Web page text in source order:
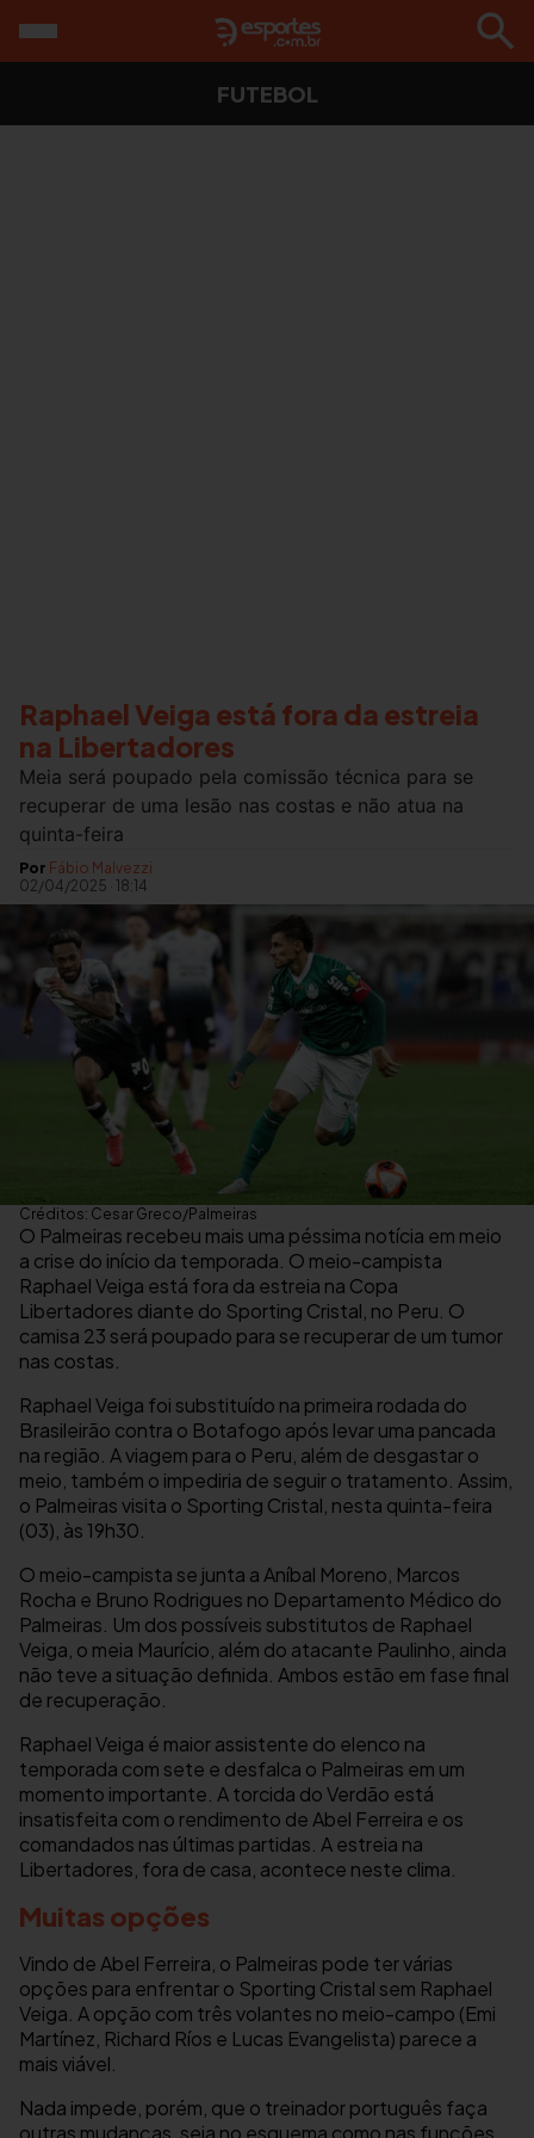
FUTEBOL
Raphael Veiga está fora da estreia
na Libertadores
Meia será poupado pela comissão técnica para se
recuperar de uma lesão nas costas e não atua na
quinta-feira
Por Fábio Malvezzi
02/04/2025 · 18:14
Créditos: Cesar Greco/Palmeiras
O Palmeiras recebeu mais uma péssima notícia em meio
a crise do início da temporada. O meio-campista
Raphael Veiga está fora da estreia na Copa
Libertadores diante do Sporting Cristal, no Peru. O
camisa 23 será poupado para se recuperar de um tumor
nas costas.
Raphael Veiga foi substituído na primeira rodada do
Brasileirão contra o Botafogo após levar uma pancada
na região. A viagem para o Peru, além de desgastar o
meio, também o impediria de seguir o tratamento. Assim,
o Palmeiras visita o Sporting Cristal, nesta quinta-feira
(03), às 19h30.
O meio-campista se junta a Aníbal Moreno, Marcos
Rocha e Bruno Rodrigues no Departamento Médico do
Palmeiras. Um dos possíveis substitutos de Raphael
Veiga, o meia Maurício, além do atacante Paulinho, ainda
não teve a situação definida. Ambos estão em fase final
de recuperação.
Raphael Veiga é maior assistente do elenco na
temporada com sete e desfalca o Palmeiras em um
momento importante. A torcida do Verdão está
insatisfeita com o rendimento de Abel Ferreira e os
comandados nas últimas partidas. A estreia na
Libertadores, fora de casa, acontece neste clima.
Muitas opções
Vindo de Abel Ferreira, o Palmeiras pode ter várias
opções para enfrentar o Sporting Cristal sem Raphael
Veiga. A opção com três volantes no meio-campo (Emi
Martínez, Richard Ríos e Lucas Evangelista) parece a
mais viável.
Nada impede, porém, que o treinador português faça